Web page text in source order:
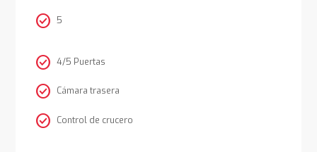
check_circle 5
check_circle 4/5 Puertas
check_circle Cámara trasera
check_circle Control de crucero